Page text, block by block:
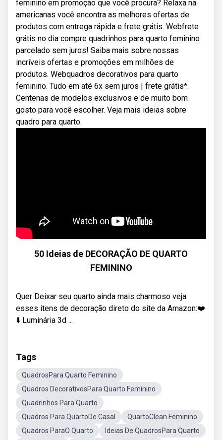
feminino em promoção que você procura? Relaxa na
americanas você encontra as melhores ofertas de
produtos com entrega rápida e frete grátis. Webfrete
grátis no dia compre quadrinhos para quarto feminino
parcelado sem juros! Saiba mais sobre nossas
incríveis ofertas e promoções em milhões de
produtos. Webquadros decorativos para quarto
feminino. Tudo em até 6x sem juros | frete grátis*.
Centenas de modelos exclusivos e de muito bom
gosto para você escolher. Veja mais ideias sobre
quadro para quarto.
50 Ideias de DECORAÇÃO DE QUARTO
FEMININO
Quer Deixar seu quarto ainda mais charmoso veja
esses itens de decoração direto do site da Amazon:❤️
⬇️ Luminária 3d ...
Tags
QuadrosPara Quarto Feminino
Quadros DecorativosPara Quarto Feminino
Quadrinhos Para Quarto
Quadros Para QuartoDe Casal
QuartoClean Feminino
Quadros ParaO Quarto
Ideias De QuadrosPara Quarto